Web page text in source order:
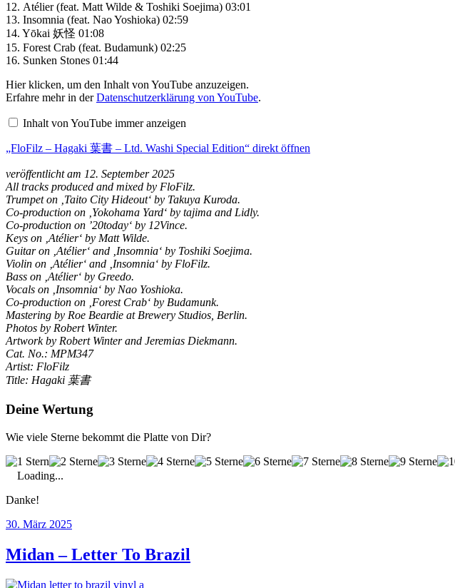
12. Atélier (feat. Matt Wilde & Toshiki Soejima) 03:01
13. Insomnia (feat. Nao Yoshioka) 02:59
14. Yōkai 妖怪 01:08
15. Forest Crab (feat. Budamunk) 02:25
16. Sunken Stones 01:44
„FloFilz
–
Hagaki
葉
書
Ltd.
Special
Edition“
von
YouTube
anzeigen
Hier klicken, um den Inhalt von YouTube anzuzeigen.
Erfahre mehr in derDatenschutzerklärung von YouTube.
Inhalt von YouTube immer anzeigen
„FloFilz – Hagaki 葉書 – Ltd. Washi Special Edition“ direkt öffnen
veröffentlicht am 12. September 2025
All tracks produced and mixed by FloFilz.
Trumpet on ‚Taito City Hideout‘ by Takuya Kuroda.
Co-production on ‚Yokohama Yard‘ by tajima and Lidly.
Co-production on ’20today‘ by 12Vince.
Keys on ‚Atélier‘ by Matt Wilde.
Guitar on ‚Atélier‘ and ‚Insomnia‘ by Toshiki Soejima.
Violin on ‚Atélier‘ and ‚Insomnia‘ by FloFilz.
Bass on ‚Atélier‘ by Greedo.
Vocals on ‚Insomnia‘ by Nao Yoshioka.
Co-production on ‚Forest Crab‘ by Budamunk.
Mastering by Roe Beardie at Brewery Studios, Berlin.
Photos by Robert Winter.
Artwork by Robert Winter and Jeremias Diekmann.
Cat. No.: MPM347
Artist: FloFilz
Title: Hagaki 葉書
Deine Wertung
Wie viele Sterne bekommt die Platte von Dir?
Loading...
Danke!
Veröffentlicht
30. März 2025
Midan – Letter To Brazil